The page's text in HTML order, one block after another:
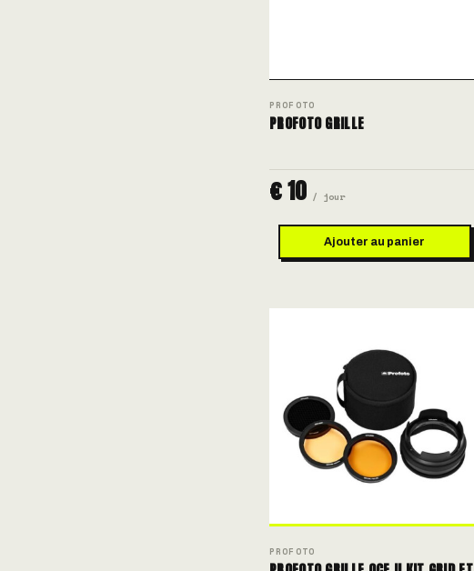
PROFOTO
PROFOTO GRILLE
€ 10 / jour
Ajouter au panier
PROFOTO